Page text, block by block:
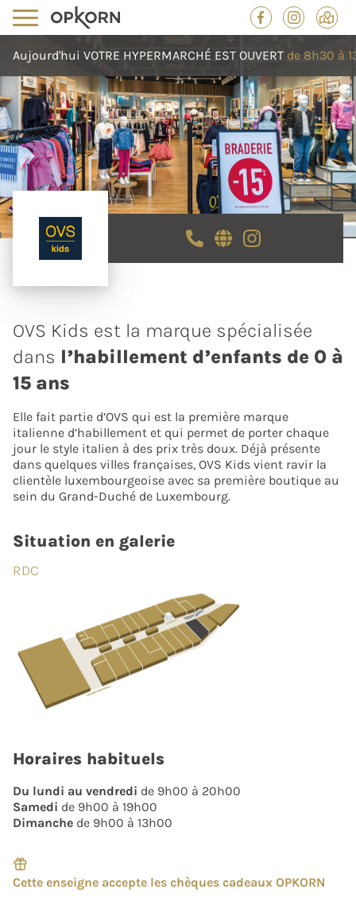
Aujourd'hui VOTRE HYPERMARCHÉ EST OUVERT de 8h30 à
OVS Kids est la marque spécialisée
dans l’habillement d’enfants de 0 à
15 ans
Elle fait partie d’OVS qui est la première marque
italienne d’habillement et qui permet de porter chaque
jour le style italien à des prix très doux. Déjà présente
dans quelques villes françaises, OVS Kids vient ravir la
clientèle luxembourgeoise avec sa première boutique au
sein du Grand-Duché de Luxembourg.
Situation en galerie
RDC
Horaires habituels
Du lundi au vendredi de 9h00 à 20h00
Samedi de 9h00 à 19h00
Dimanche de 9h00 à 13h00
Cette enseigne accepte les chèques cadeaux OPKORN